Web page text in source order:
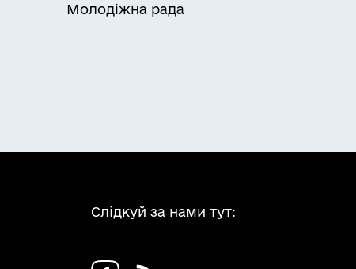
Молодіжна рада
Слідкуй за нами тут: